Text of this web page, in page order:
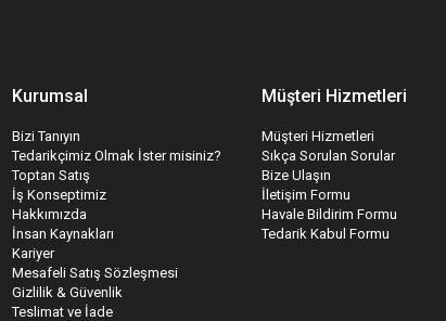
Kurumsal
Bizi Tanıyın
Tedarikçimiz Olmak İster misiniz?
Toptan Satış
İş Konseptimiz
Hakkımızda
İnsan Kaynakları
Kariyer
Mesafeli Satış Sözleşmesi
Gizlilik & Güvenlik
Teslimat ve İade
Müşteri Hizmetleri
Müşteri Hizmetleri
Sıkça Sorulan Sorular
Bize Ulaşın
İletişim Formu
Havale Bildirim Formu
Tedarik Kabul Formu